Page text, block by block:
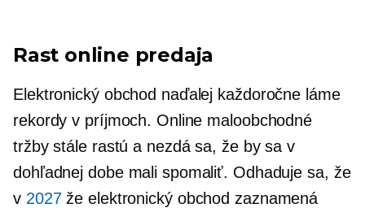
Rast online predaja
Elektronický obchod naďalej každoročne láme
rekordy v príjmoch. Online maloobchodné
tržby stále rastú a nezdá sa, že by sa v
dohľadnej dobe mali spomaliť. Odhaduje sa, že
v 2027že elektronický obchod zaznamená